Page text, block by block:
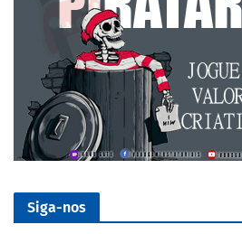
Siga-nos